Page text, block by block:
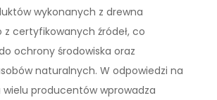
wykonanych z drewna
certyfikowanych źródeł, co
ochrony środowiska oraz
naturalnych. W odpowiedzi na
producentów wprowadza